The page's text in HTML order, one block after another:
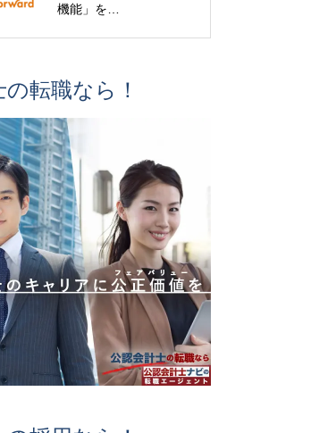
機能」を…
転職なら！